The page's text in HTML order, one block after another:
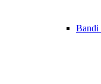
Bandi